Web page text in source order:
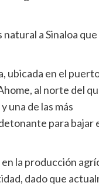
a Sinaloa
ubicada en el
al norte del
una de las más
para bajar
la producción
dado que